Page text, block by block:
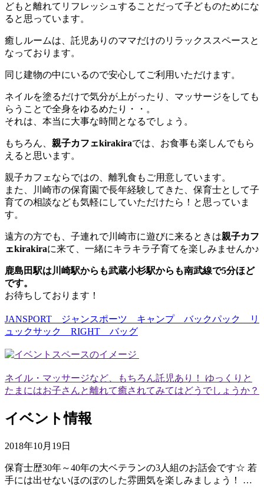
どもと離れてリフレッシュすることだって子どものためにな
ると思っています。
癒しルームは、託児ありのママだけのリラックススペースと
なっております。
同じ建物の中にいるので安心してご利用いただけます。
ネイルを塗るだけで気分が上がったり、マッサージをしても
らうことで全身をゆるめたり・・。
それは、本当に大事な時間となるでしょう。
もちろん、 親子カフェkirakiraでは、お食事も楽しんでもら
えると思います。
親子カフェならではの、離乳食もご用意しています。
また、川崎市の保育園で長年経験してきた、保育士として子
育ての相談なども気軽にしていただけたら！と思っていま
す。
遠方の方でも、子連れで川崎市に遊びに来るときは親子カフ
ェkirakiraに来て、一緒にキラキラ子育てを楽しみませんか♪
鹿島田駅は川崎駅からも武蔵小杉駅からも南武線で5分ほど
です。
お待ちしております！
JANSPORT ジャンスポーツ キャンプ バックパック リ
ュックサック RIGHT バッグ
ネイル・マッサージなど、もちろん託児あり！ ゆっくりと
たまにはお子さんと離れて癒されてみてはどうでしょうか？
イベント情報
2018年10月19日
保育士歴30年～40年の大ベテランの3人組のお話会です☆ 若
手には出せないほのぼのした雰囲気を楽しみましょう！ …